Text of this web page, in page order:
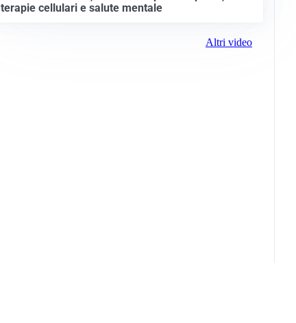
terapie cellulari e salute mentale
Altri video